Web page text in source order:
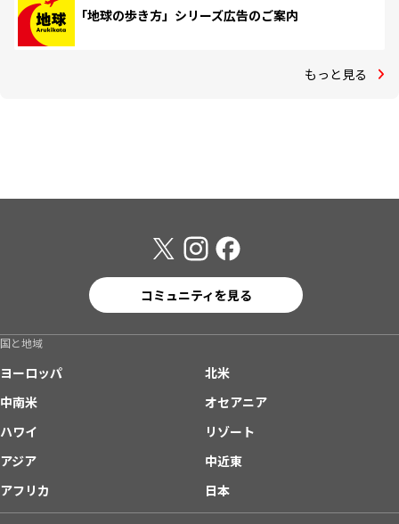
「地球の歩き方」シリーズ広告のご案内
もっと見る
コミュニティを見る
国と地域
ヨーロッパ
北米
中南米
オセアニア
ハワイ
リゾート
アジア
中近東
アフリカ
日本